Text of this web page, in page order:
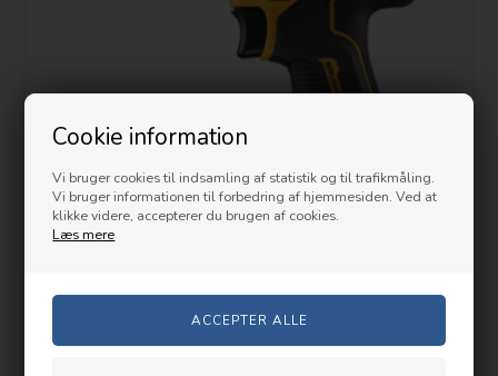
Cookie information
Vi bruger cookies til indsamling af statistik og til trafikmåling.
Vi bruger informationen til forbedring af hjemmesiden. Ved at
klikke videre, accepterer du brugen af cookies.
Læs mere
Mere info
Dewalt DCD800NT bore/skrue Kulløs 18V XR ,